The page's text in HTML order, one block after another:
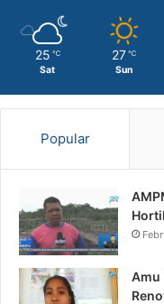
25 ℃
Sat
27 ℃
Sun
Popular
Amu